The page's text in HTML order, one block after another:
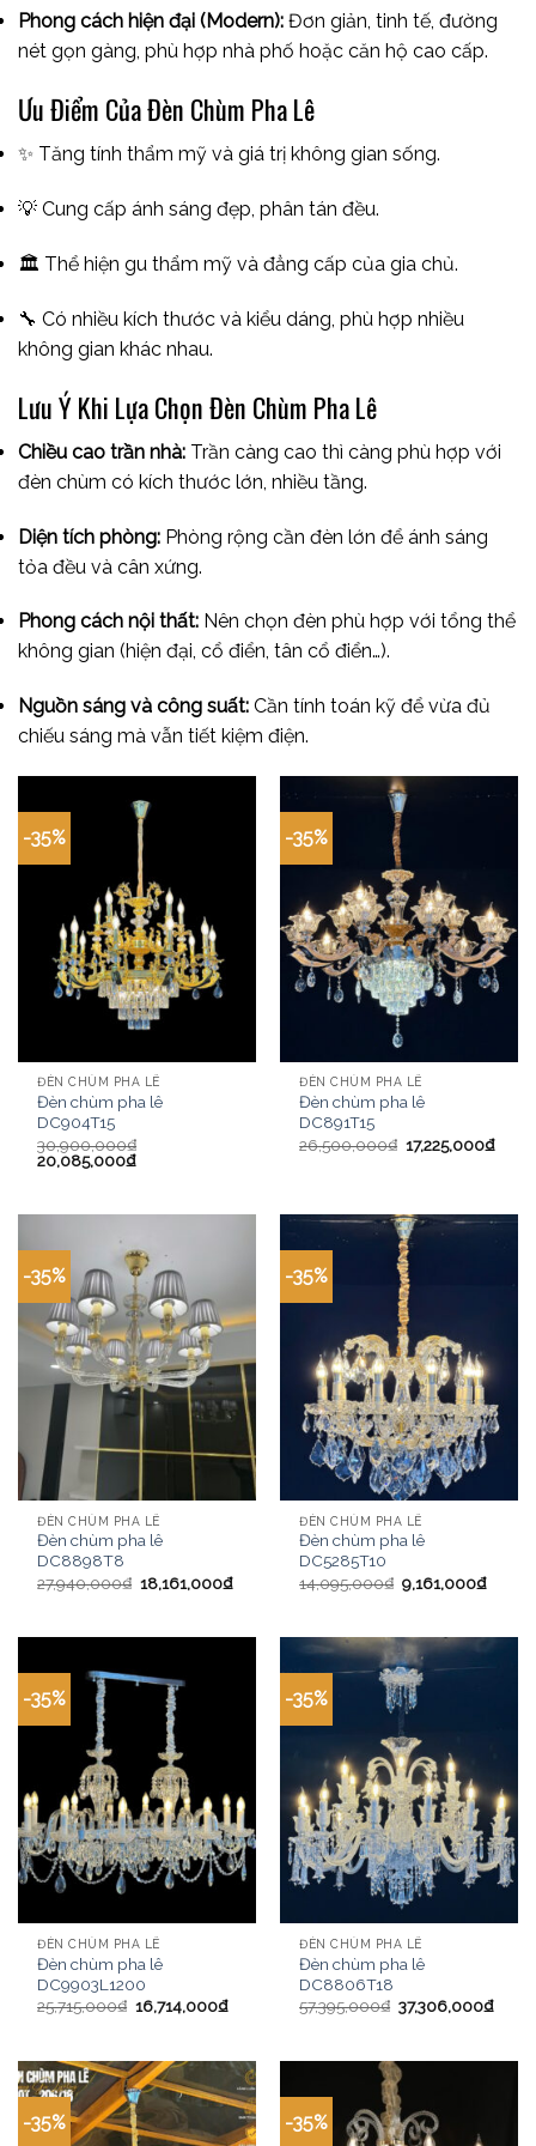
Phong cách hiện đại (Modern): Đơn giản, tinh tế, đường
nét gọn gàng, phù hợp nhà phố hoặc căn hộ cao cấp.
Ưu Điểm Của Đèn Chùm Pha Lê
✨ Tăng tính thẩm mỹ và giá trị không gian sống.
💡 Cung cấp ánh sáng đẹp, phân tán đều.
🏛️ Thể hiện gu thẩm mỹ và đẳng cấp của gia chủ.
🔧 Có nhiều kích thước và kiểu dáng, phù hợp nhiều
không gian khác nhau.
Lưu Ý Khi Lựa Chọn Đèn Chùm Pha Lê
Chiều cao trần nhà: Trần càng cao thì càng phù hợp với
đèn chùm có kích thước lớn, nhiều tầng.
Diện tích phòng: Phòng rộng cần đèn lớn để ánh sáng
tỏa đều và cân xứng.
Phong cách nội thất: Nên chọn đèn phù hợp với tổng thể
không gian (hiện đại, cổ điển, tân cổ điển…).
Nguồn sáng và công suất: Cần tính toán kỹ để vừa đủ
chiếu sáng mà vẫn tiết kiệm điện.
-35%
ĐÈN CHÙM PHA LÊ
Đèn chùm pha lê
DC904T15
30,900,000₫
20,085,000₫
-35%
ĐÈN CHÙM PHA LÊ
Đèn chùm pha lê
DC891T15
26,500,000₫ 17,225,000₫
-35%
ĐÈN CHÙM PHA LÊ
Đèn chùm pha lê
DC8898T8
27,940,000₫ 18,161,000₫
-35%
ĐÈN CHÙM PHA LÊ
Đèn chùm pha lê
DC5285T10
14,095,000₫ 9,161,000₫
-35%
ĐÈN CHÙM PHA LÊ
Đèn chùm pha lê
DC9903L1200
25,715,000₫ 16,714,000₫
-35%
ĐÈN CHÙM PHA LÊ
Đèn chùm pha lê
DC8806T18
57,395,000₫ 37,306,000₫
-35% -35%